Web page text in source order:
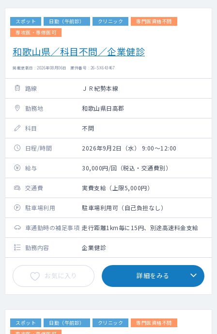
スポット 日勤（午前診） クリニック
専門医資格不問
専攻医・専修医可
和歌山県／科目不問／企業健診
掲載更新日 : 2026年08月06日 案件番号 : 26-SX643467
路線 ＪＲ紀勢本線
勤務地 和歌山県日高郡
科目 不問
日程/時間 2026年9月2日（水） 9:00～12:00
給与 30,000円/回（税込・交通費別）
交通費 実費支給（上限5,000円）
駐車場利用 駐車場利用可（自己負担なし）
車通勤時の補足事項 走行距離1km毎に15円、別途高速料金支給
勤務内容 企業健診
お気に入り 詳細をみる
スポット 日勤（午前診） クリニック
専門医資格不問